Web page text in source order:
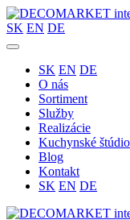
SK EN DE
SK EN DE
O nás
Sortiment
Služby
Realizácie
Kuchynské štúdio
Blog
Kontakt
SK EN DE